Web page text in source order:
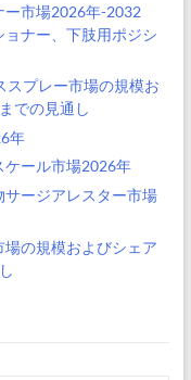
ー市場2026年-2032
ナー、下肢用ポジシ
スプレー市場の規模お
での見通し
年
ケール市場2026年
ージアレスター市場
の規模およびシェア